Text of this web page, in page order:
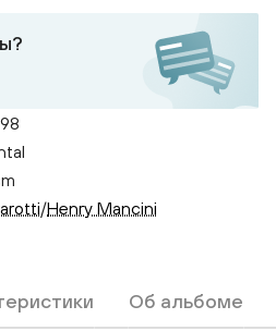
/Henry Mancini
Об альбоме